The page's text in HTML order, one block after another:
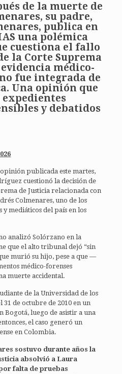
de la muerte de
su padre,
publica en
una polémica
cuestiona el fallo
la Corte Suprema
médico-
fue integrada de
Una opinión que
expedientes
y debatidos
publicada este martes,
cuestionó la decisión de
de Justicia relacionada con
Colmenares, uno de los
y mediáticos del país en los
analizó Solórzano en la
que el alto tribunal dejó “sin
murió su hijo, pese a que —
médico-forenses
muerte accidental.
de la Universidad de los
31 de octubre de 2010 en un
Bogotá, luego de asistir a una
el caso generó un
en Colombia.
sostuvo durante años la
absolvió a Laura
falta de pruebas